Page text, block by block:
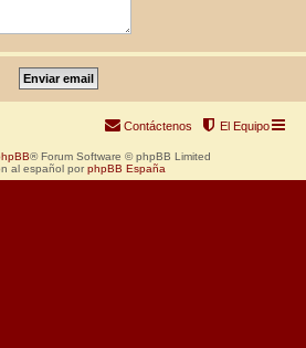
El Equipo
Contáctenos
® Forum Software © phpBB Limited
al español por phpBB España